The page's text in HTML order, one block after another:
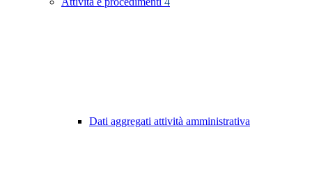
Dati aggregati attività amministrativa